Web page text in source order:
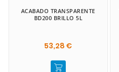
ACABADO TRANSPARENTE
BD200 BRILLO 5L
53,28 €